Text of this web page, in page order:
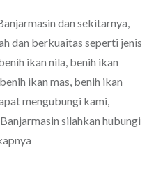
dan sekitarnya,
dan berkuaitas seperti jenis
ikan nila, benih ikan
ikan mas, benih ikan
mengubungi kami,
silahkan hubungi